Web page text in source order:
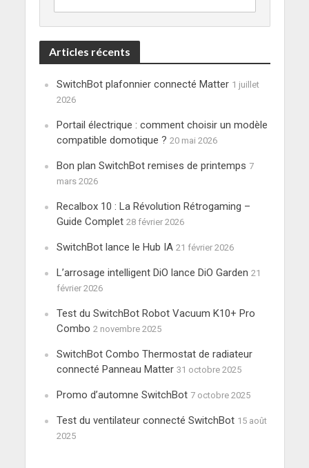
Articles récents
SwitchBot plafonnier connecté Matter 1 juillet
2026
Portail électrique : comment choisir un modèle
compatible domotique ? 20 mai 2026
Bon plan SwitchBot remises de printemps 7
mars 2026
Recalbox 10 : La Révolution Rétrogaming –
Guide Complet 28 février 2026
SwitchBot lance le Hub IA 21 février 2026
L’arrosage intelligent DiO lance DiO Garden 21
février 2026
Test du SwitchBot Robot Vacuum K10+ Pro
Combo 2 novembre 2025
SwitchBot Combo Thermostat de radiateur
connecté Panneau Matter 31 octobre 2025
Promo d’automne SwitchBot 7 octobre 2025
Test du ventilateur connecté SwitchBot 15 août
2025